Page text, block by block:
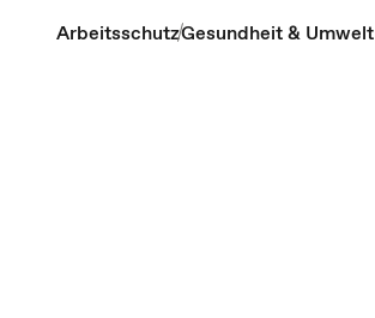
ArbeitsschutzGesundheit & Umwelt